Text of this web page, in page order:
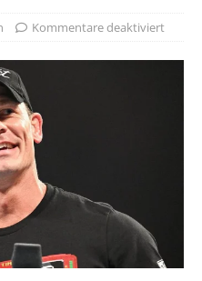
Kommentare deaktiviert